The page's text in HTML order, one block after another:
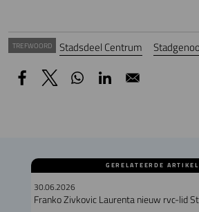
TREFWOORD Stadsdeel Centrum
GERELATEERDE
30.06.2026
Franko Zivkovic Laurenta nieuw rvc-lid